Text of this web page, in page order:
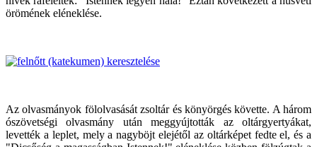
örömének eléneklése.
Az olvasmányok fölolvasását zsoltár és könyörgés követte. A három
ószövetségi olvasmány után meggyújtották az oltárgyertyákat,
levették a leplet, mely a nagyböjt elejétől az oltárképet fedte el, és a